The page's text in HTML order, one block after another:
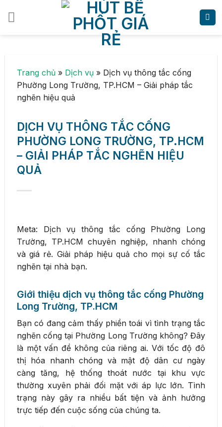
Trang chủ » Dịch vụ » Dịch vụ thông tắc cống
Phường Long Trường, TP.HCM – Giải pháp tắc
nghẽn hiệu quả
DỊCH VỤ THÔNG TẮC CỐNG
PHƯỜNG LONG TRƯỜNG, TP.HCM
– GIẢI PHÁP TẮC NGHẼN HIỆU
QUẢ
Meta: Dịch vụ thông tắc cống Phường Long
Trường, TP.HCM chuyên nghiệp, nhanh chóng
và giá rẻ. Giải pháp hiệu quả cho mọi sự cố tắc
nghẽn tại nhà bạn.
Giới thiệu dịch vụ thông tắc cống Phường
Long Trường, TP.HCM
Bạn có đang cảm thấy phiền toái vì tình trạng tắc
nghẽn cống tại Phường Long Trường không? Đây
là một vấn đề không của riêng ai. Với tốc độ đô
thị hóa nhanh chóng và mật độ dân cư ngày
càng tăng, hệ thống thoát nước tại khu vực
thường xuyên phải đối mặt với áp lực lớn. Tình
trạng này gây ra nhiều bất tiện và ảnh hưởng
trực tiếp đến cuộc sống của chúng ta.